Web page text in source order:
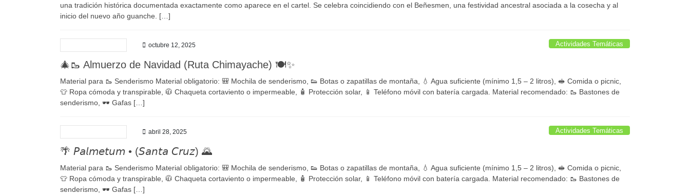
una tradición histórica documentada exactamente como aparece en el cartel. Se celebra coincidiendo con el Beñesmen, una festividad ancestral asociada a la cosecha y al
inicio del nuevo año guanche. […]
octubre 12, 2025 Actividades Temáticas
🎄🥾 Almuerzo de Navidad (Ruta Chimayache) 🍽️✨
Material para 🥾 Senderismo Material obligatorio: 🎒 Mochila de senderismo, 👟 Botas o zapatillas de montaña, 💧 Agua suficiente (mínimo 1,5 – 2 litros), 🥪 Comida o picnic,
👕 Ropa cómoda y transpirable, 🧥 Chaqueta cortaviento o impermeable, 🧴 Protección solar, 📱 Teléfono móvil con batería cargada. Material recomendado: 🥾 Bastones de
senderismo, 🕶 Gafas […]
abril 28, 2025 Actividades Temáticas
🌴 𝘗𝘢𝘭𝘮𝘦𝘵𝘶𝘮 • (𝘚𝘢𝘯𝘵𝘢 𝘊𝘳𝘶𝘻) 🌄
Material para 🥾 Senderismo Material obligatorio: 🎒 Mochila de senderismo, 👟 Botas o zapatillas de montaña, 💧 Agua suficiente (mínimo 1,5 – 2 litros), 🥪 Comida o picnic,
👕 Ropa cómoda y transpirable, 🧥 Chaqueta cortaviento o impermeable, 🧴 Protección solar, 📱 Teléfono móvil con batería cargada. Material recomendado: 🥾 Bastones de
senderismo, 🕶 Gafas […]